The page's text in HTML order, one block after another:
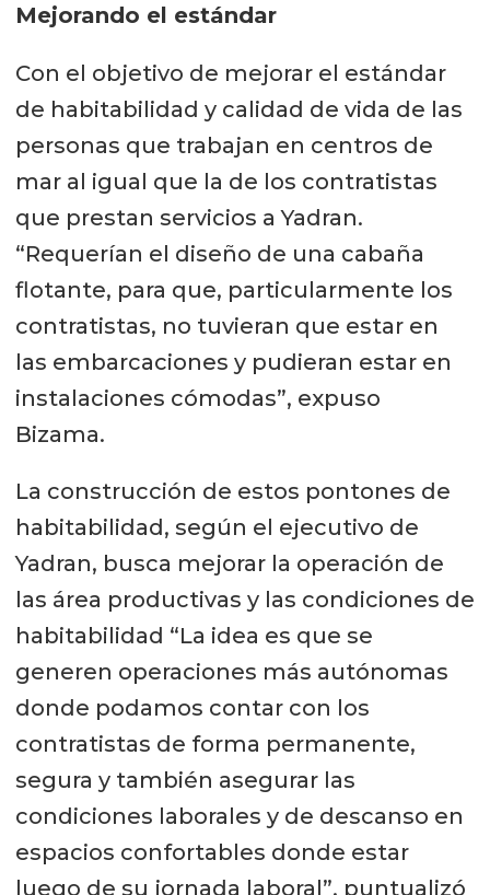
Mejorando el estándar
Con el objetivo de mejorar el estándar
de habitabilidad y calidad de vida de las
personas que trabajan en centros de
mar al igual que la de los contratistas
que prestan servicios a Yadran.
“Requerían el diseño de una cabaña
flotante, para que, particularmente los
contratistas, no tuvieran que estar en
las embarcaciones y pudieran estar en
instalaciones cómodas”, expuso
Bizama.
La construcción de estos pontones de
habitabilidad, según el ejecutivo de
Yadran, busca mejorar la operación de
las área productivas y las condiciones de
habitabilidad “La idea es que se
generen operaciones más autónomas
donde podamos contar con los
contratistas de forma permanente,
segura y también asegurar las
condiciones laborales y de descanso en
espacios confortables donde estar
luego de su jornada laboral”, puntualizó